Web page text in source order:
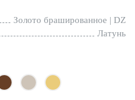
Золото брашированное | DZ
Латунь